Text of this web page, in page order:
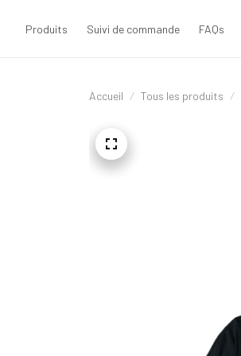
Produits Suivi de commande FAQs
Accueil Tous les produits